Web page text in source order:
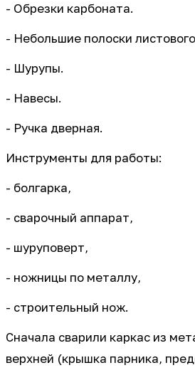
- Обрезки карбоната.
- Небольшие полоски
- Шурупы.
- Навесы.
- Ручка дверная.
Инструменты для работы:
- болгарка,
- сварочный аппарат,
- шуруповерт,
- ножницы по металлу,
- строительный нож.
Сначала сварили каркас из
верхней (крышка парника,